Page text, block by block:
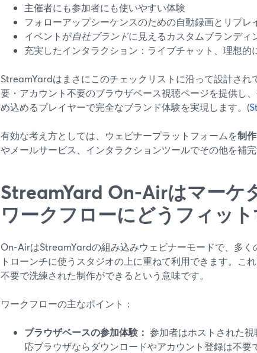
主催者にも参加者にも使いやすい体験
フォローアップシーケンスのための自動録画とリプレ
イベントが自社ブランドに見えるカスタムブランディ
充実したインタラクション：ライブチャット、理想的
StreamYardはまさにこのチェックリストに沿って設計され
要・アカウント不要のブラウザベース視聴ページを提供し
め込めるプレイヤーで完全なブランド体験を実現します。(
有効な考え方としては、ウェビナープラットフォームを制
やメールサービス、インタラクションツールでその他を補完
StreamYard On‑Airはマーケ
ワークフローにどうフィット
On‑AirはStreamYardの組み込みウェビナーモードで、多
トローンチに使うスタジオの上に重ねて利用できます。こ
不要で洗練された制作ができるという意味です。
ワークフローの主なポイント：
ブラウザベースの参加体験： 参加者はホストされた
応ブラウザならダウンロードやアカウント登録は不要